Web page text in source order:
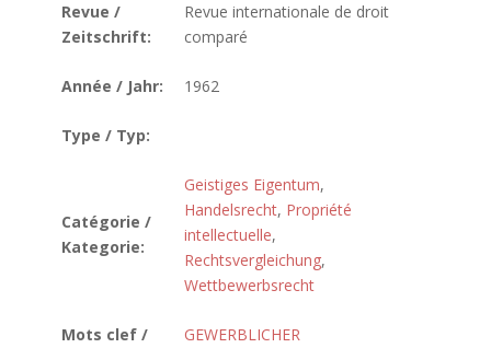
Revue /
Zeitschrift:
Revue internationale de droit
comparé
Année / Jahr: 1962
Type / Typ:
Catégorie /
Kategorie:
Geistiges Eigentum,
Handelsrecht, Propriété
intellectuelle,
Rechtsvergleichung,
Wettbewerbsrecht
Mots clef /
GEWERBLICHER